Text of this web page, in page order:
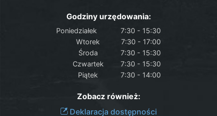
Godziny urzędowania:
Poniedziałek
7:30 - 15:30
Wtorek
7:30 - 17:00
Środa
7:30 - 15:30
Czwartek
7:30 - 15:30
Piątek
7:30 - 14:00
Zobacz również:
Deklaracja dostępności